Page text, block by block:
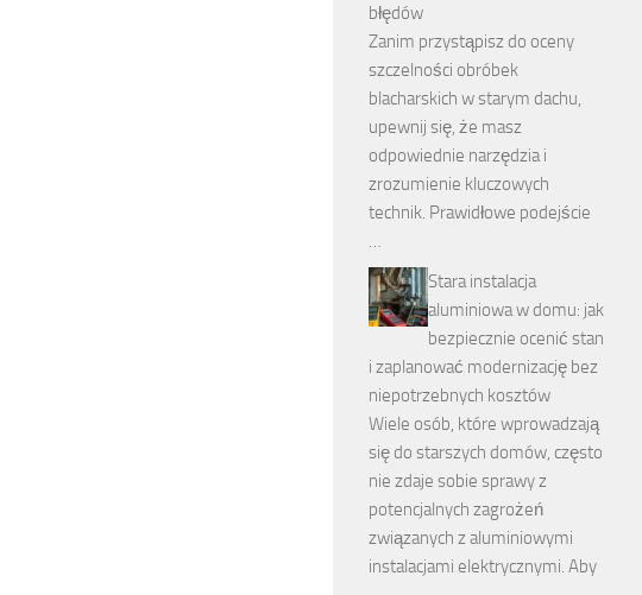
błędów
Zanim przystąpisz do oceny
szczelności obróbek
blacharskich w starym dachu,
upewnij się, że masz
odpowiednie narzędzia i
zrozumienie kluczowych
technik. Prawidłowe podejście
…
Stara instalacja
aluminiowa w domu: jak
bezpiecznie ocenić stan
i zaplanować modernizację bez
niepotrzebnych kosztów
Wiele osób, które wprowadzają
się do starszych domów, często
nie zdaje sobie sprawy z
potencjalnych zagrożeń
związanych z aluminiowymi
instalacjami elektrycznymi. Aby